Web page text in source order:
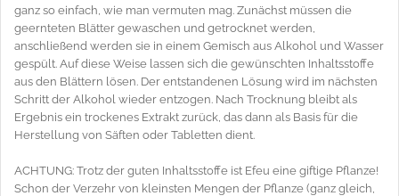
ganz so einfach, wie man vermuten mag. Zunächst müssen die
geernteten Blätter gewaschen und getrocknet werden,
anschließend werden sie in einem Gemisch aus Alkohol und Wasser
gespült. Auf diese Weise lassen sich die gewünschten Inhaltsstoffe
aus den Blättern lösen. Der entstandenen Lösung wird im nächsten
Schritt der Alkohol wieder entzogen. Nach Trocknung bleibt als
Ergebnis ein trockenes Extrakt zurück, das dann als Basis für die
Herstellung von Säften oder Tabletten dient.
ACHTUNG: Trotz der guten Inhaltsstoffe ist Efeu eine giftige Pflanze!
Schon der Verzehr von kleinsten Mengen der Pflanze (ganz gleich,